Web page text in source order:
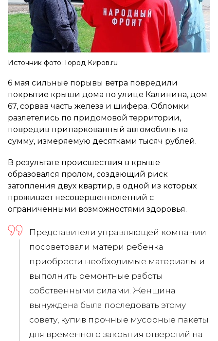
Источник фото: Город Киров.ru
6 мая сильные порывы ветра повредили
покрытие крыши дома по улице Калинина, дом
67, сорвав часть железа и шифера. Обломки
разлетелись по придомовой территории,
повредив припаркованный автомобиль на
сумму, измеряемую десятками тысяч рублей.
В результате происшествия в крыше
образовался пролом, создающий риск
затопления двух квартир, в одной из которых
проживает несовершеннолетний с
ограниченными возможностями здоровья.
Представители управляющей компании
посоветовали матери ребенка
приобрести необходимые материалы и
выполнить ремонтные работы
собственными силами. Женщина
вынуждена была последовать этому
совету, купив прочные мусорные пакеты
для временного закрытия отверстий на